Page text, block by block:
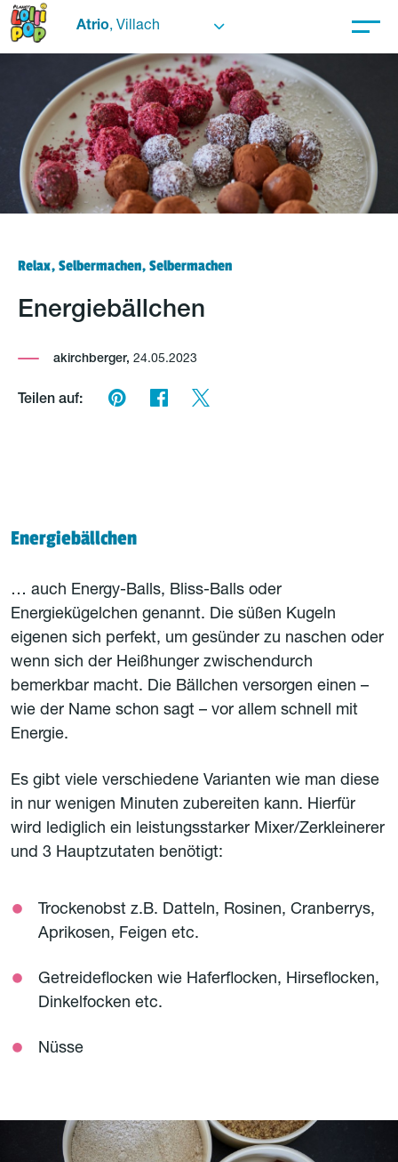
Atrio, Villach
Relax, Selbermachen, Selbermachen
Energiebällchen
akirchberger, 24.05.2023
Teilen auf:
Energiebällchen
… auch Energy-Balls, Bliss-Balls oder
Energiekügelchen genannt. Die süßen Kugeln
eigenen sich perfekt, um gesünder zu naschen oder
wenn sich der Heißhunger zwischendurch
bemerkbar macht. Die Bällchen versorgen einen –
wie der Name schon sagt – vor allem schnell mit
Energie.
Es gibt viele verschiedene Varianten wie man diese
in nur wenigen Minuten zubereiten kann. Hierfür
wird lediglich ein leistungsstarker Mixer/Zerkleinerer
und 3 Hauptzutaten benötigt:
Trockenobst z.B. Datteln, Rosinen, Cranberrys,
Aprikosen, Feigen etc.
Getreideflocken wie Haferflocken, Hirseflocken,
Dinkelfocken etc.
Nüsse